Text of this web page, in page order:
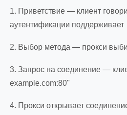
1. Приветствие — клиент
аутентификации поддерживает
2. Выбор метода — прокси
3. Запрос на соединение —
example.com:80"
4. Прокси открывает